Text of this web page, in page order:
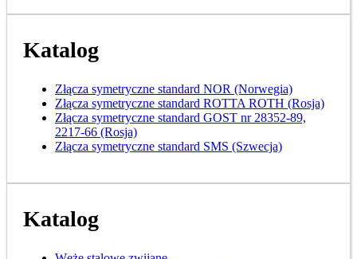
Katalog
Złącza symetryczne standard NOR (Norwegia)
Złącza symetryczne standard ROTTA ROTH (Rosja)
Złącza symetryczne standard GOST nr 28352-89,
2217-66 (Rosja)
Złącza symetryczne standard SMS (Szwecja)
Katalog